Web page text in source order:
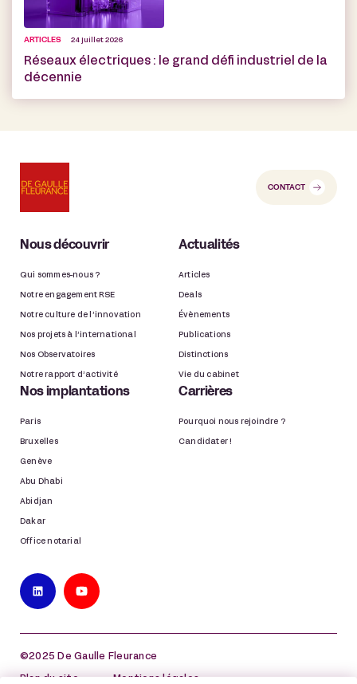
ARTICLES 24 juillet 2026
Réseaux électriques : le grand défi industriel de la
décennie
CONTACT
Nous découvrir
Qui sommes-nous ?
Notre engagement RSE
Notre culture de l’innovation
Nos projets à l’international
Nos Observatoires
Notre rapport d’activité
Actualités
Articles
Deals
Évènements
Publications
Distinctions
Vie du cabinet
Nos implantations
Paris
Bruxelles
Genève
Abu Dhabi
Abidjan
Dakar
Office notarial
Carrières
Pourquoi nous rejoindre ?
Candidater !
©2025 De Gaulle Fleurance
Plan du site Mentions légales